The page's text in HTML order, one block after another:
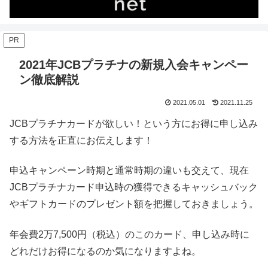
PR
2021年JCBプラチナの新規入会キャンペー
ン徹底解説
2021.05.01 2021.11.25
JCBプラチナカードが欲しい！という方にお得に申し込み
する方法を正直にお伝えします！
申込キャンペーン時期と通常時期の違いも交えて、現在
JCBプラチナカード申込時の獲得できるキャッシュバック
やギフトカードのプレゼント額を把握しておきましょう。
年会費2万7,500円（税込）のこのカード、申し込み時に
どれだけお得になるのか気になりますよね。